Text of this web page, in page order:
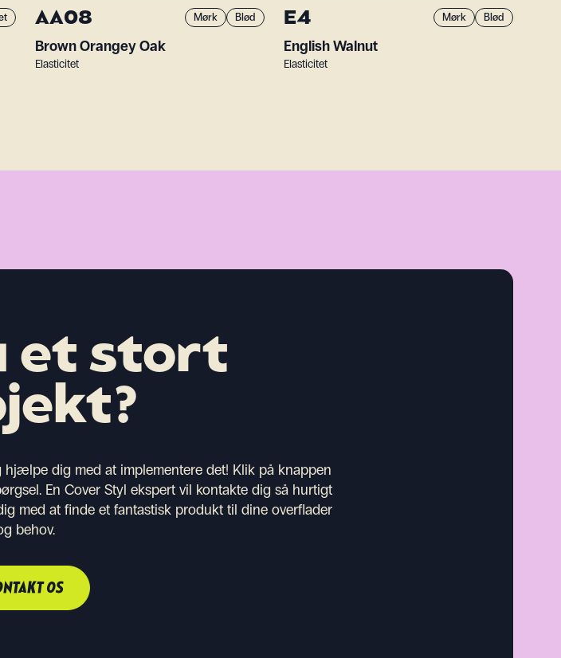
AA08 Mørk Blød
Brown Orangey Oak
Elasticitet
E4 Mørk Blød
English Walnut
Elasticitet
et stort
dig med at implementere det! Klik på knappen
En Cover Styl ekspert vil kontakte dig så hurtigt
med at finde et fantastisk produkt til dine overflader
behov.
OS